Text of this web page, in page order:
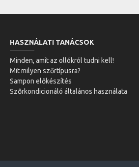
HASZNÁLATI TANÁCSOK
Minden, amit az ollókról tudni kell!
Mit milyen szőrtípusra?
Sampon előkészítés
Szőrkondicionáló általános használata